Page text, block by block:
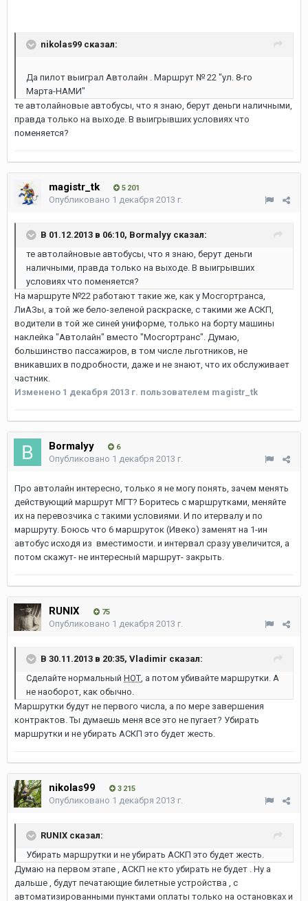
nikolas99 сказал:
Да пилот выиграл Автолайн . Маршрут № 22 "ул. 8-го
Марта-НАМИ"
те автолайновые автобусы, что я знаю, берут деньги наличными,
правда только на выходе. В выигрывших условиях что
поменяется?
magistr_tk 5 201
Опубликовано 1 декабря 2013 г.
В 01.12.2013 в 06:10, Bormalyy сказал:
те автолайновые автобусы, что я знаю, берут деньги
наличными, правда только на выходе. В выигрывших
условиях что поменяется?
На маршруте №22 работают такие же, как у Мосгортранса,
ЛиАЗы, а той же бело-зеленой раскраске, с такими же АСКП,
водители в той же синей униформе, только на борту машины
наклейка "Автолайн" вместо "Мосгортранс". Думаю,
большинство пассажиров, в том числе льготников, не
вникавших в подробности, даже и не знают, что их обслуживает
частник.
Изменено 1 декабря 2013 г. пользователем magistr_tk
Bormalyy 6
Опубликовано 1 декабря 2013 г.
Про автолайн интересно, только я не могу понять, зачем менять
действующий маршрут МГТ? Боритесь с маршрутками, меняйте
их на перевозчика с такими условиями. И по итервалу и по
маршруту. Боюсь что 6 маршруток (Ивеко) заменят на 1-ин
автобус исходя из вместимости. и интервал сразу увеличится, а
потом скажут- не интересный маршрут- закрыть.
RUNIX 75
Опубликовано 1 декабря 2013 г.
В 30.11.2013 в 20:35, Vladimir сказал:
Сделайте нормальный НОТ, а потом убивайте маршрутки. А
не наоборот, как обычно.
Маршрутки будут не первого числа, а по мере завершения
контрактов. Ты думаешь меня все это не пугает? Убирать
маршрутки и не убирать АСКП это будет жесть.
nikolas99 3 215
Опубликовано 1 декабря 2013 г.
RUNIX сказал:
Убирать маршрутки и не убирать АСКП это будет жесть.
Думаю на первом этапе , АСКП не кто убирать не будет . Ну а
дальше , будут печатающие билетные устройства , с
автоматизированными пунктами оплаты только на остановках и